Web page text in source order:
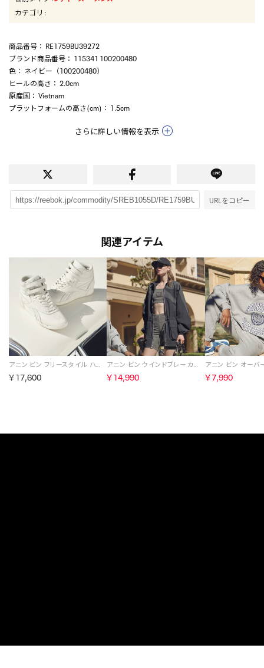
カテゴリ :
商品番号 ： RE1759BU39272
ブランド商品番号 ： 115341 100200480
色 ： ネイビー（100200480）
ヒールの高さ ： 2.0cm
原産国 ： Vietnam
プラットフォームの高さ(cm) ： 1.5cm
さらに詳しい情報を表示
URLをコピー
関連アイテム
アニン ビン フリースタイル ハイ / ANINE BING FS HI （ボーン）
￥17,600
アニン ビン ウインドブレーカードレス / ANINE BING WINDBREAKER DRESS （ブラック）
￥14,990 ￥7,990